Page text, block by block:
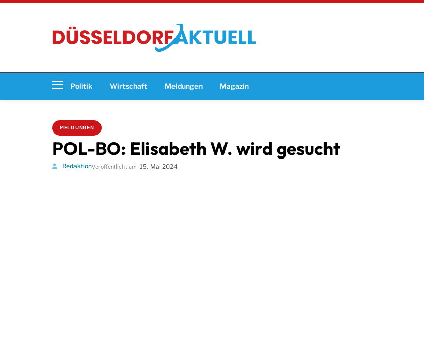
Politik Wirtschaft Meldungen Magazin
MELDUNGEN
POL-BO: Elisabeth W. wird gesucht
RedaktionVeröffentlicht am 15. Mai 2024